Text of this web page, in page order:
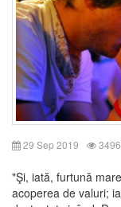
29 Sep 2019 3496
"Şi, iată, furtună
acoperea de valuri;